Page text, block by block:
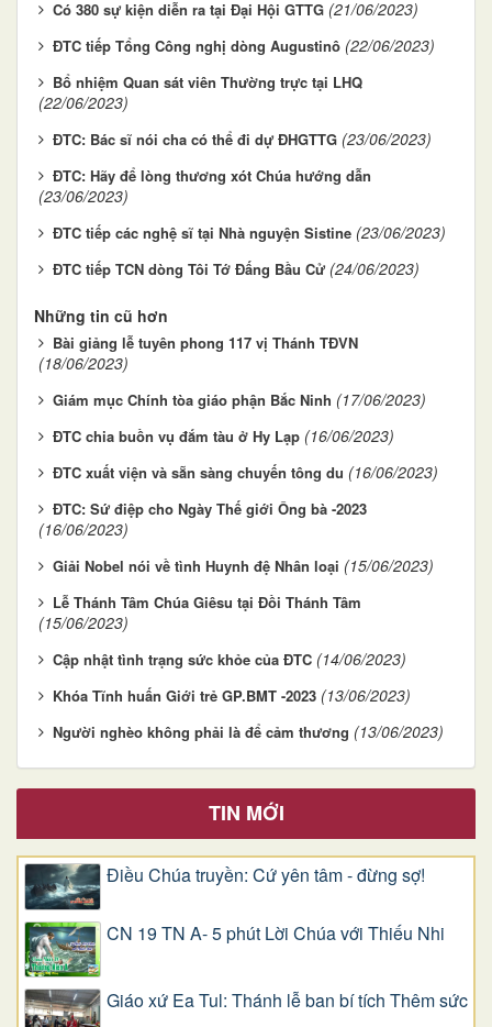
Có 380 sự kiện diễn ra tại Đại Hội GTTG (21/06/2023)
ĐTC tiếp Tổng Công nghị dòng Augustinô (22/06/2023)
Bổ nhiệm Quan sát viên Thường trực tại LHQ
(22/06/2023)
ĐTC: Bác sĩ nói cha có thể đi dự ĐHGTTG (23/06/2023)
ĐTC: Hãy để lòng thương xót Chúa hướng dẫn
(23/06/2023)
ĐTC tiếp các nghệ sĩ tại Nhà nguyện Sistine (23/06/2023)
ĐTC tiếp TCN dòng Tôi Tớ Đấng Bầu Cử (24/06/2023)
Những tin cũ hơn
Bài giảng lễ tuyên phong 117 vị Thánh TĐVN
(18/06/2023)
Giám mục Chính tòa giáo phận Bắc Ninh (17/06/2023)
ĐTC chia buồn vụ đắm tàu ở Hy Lạp (16/06/2023)
ĐTC xuất viện và sẵn sàng chuyến tông du (16/06/2023)
ĐTC: Sứ điệp cho Ngày Thế giới Ông bà -2023
(16/06/2023)
Giải Nobel nói về tình Huynh đệ Nhân loại (15/06/2023)
Lễ Thánh Tâm Chúa Giêsu tại Đồi Thánh Tâm
(15/06/2023)
Cập nhật tình trạng sức khỏe của ĐTC (14/06/2023)
Khóa Tĩnh huấn Giới trẻ GP.BMT -2023 (13/06/2023)
Người nghèo không phải là để cảm thương (13/06/2023)
TIN MỚI
Điều Chúa truyền: Cứ yên tâm - đừng sợ!
CN 19 TN A- 5 phút Lời Chúa với Thiếu Nhi
Giáo xứ Ea Tul: Thánh lễ ban bí tích Thêm sức